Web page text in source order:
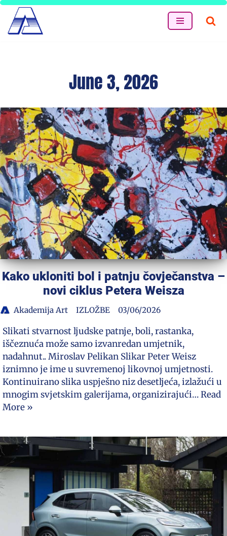
Skip
to
June 3, 2026
Kako ukloniti bol i patnju čovječanstva –
novi ciklus Petera Weisza
Akademija Art IZLOŽBE 03/06/2026
Slikati stvarnost ljudske patnje, boli, rastanka,
iščeznuća može samo izvanredan umjetnik,
nadahnut.. Miroslav Pelikan Slikar Peter Weisz
iznimno je ime u suvremenoj likovnoj umjetnosti.
Kontinuirano slika uspješno niz desetljeća, izlažući u
mnogim svjetskim galerijama, organizirajući…Read
More »